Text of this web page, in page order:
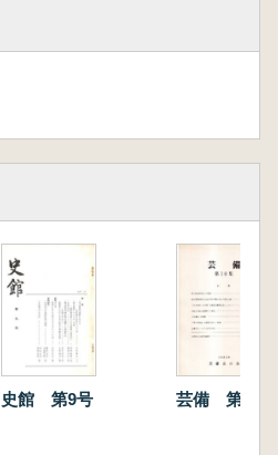
史館 第9号 芸備 第10集